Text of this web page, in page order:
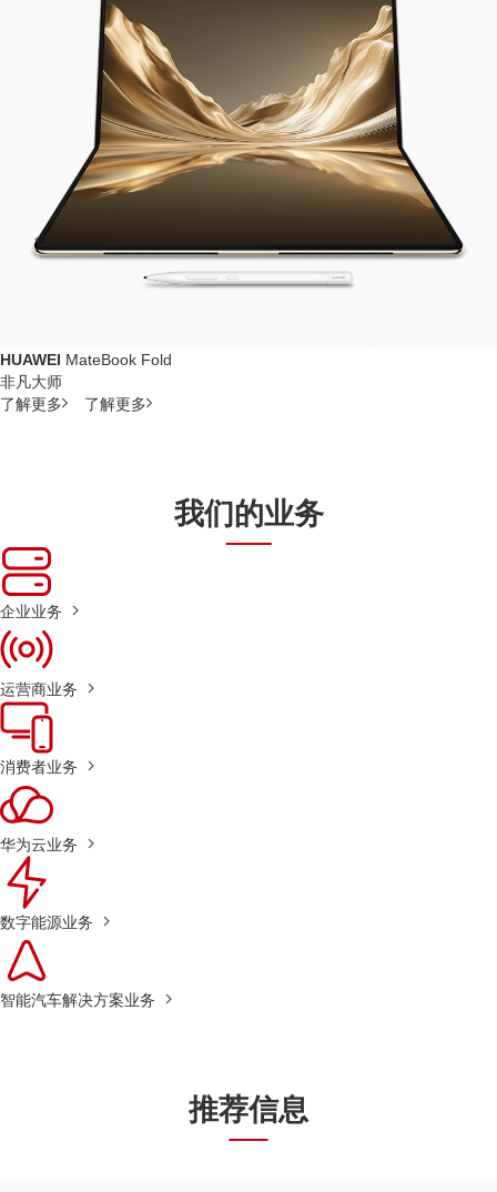
HUAWEI MateBook Fold
非凡大师
了解更多
了解更多
我们的业务
企业业务
运营商业务
消费者业务
华为云业务
数字能源业务
智能汽车解决方案业务
推荐信息